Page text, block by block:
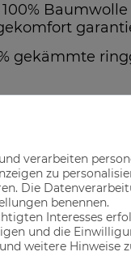
100%
gekämmte
verarbeiten
zu
Die
benennen.
Interesses
und die
und weitere Hinweise